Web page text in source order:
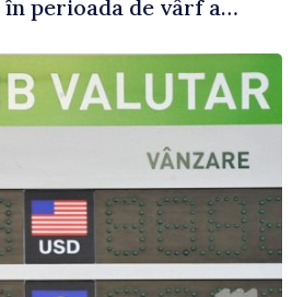
perioada de vârf a